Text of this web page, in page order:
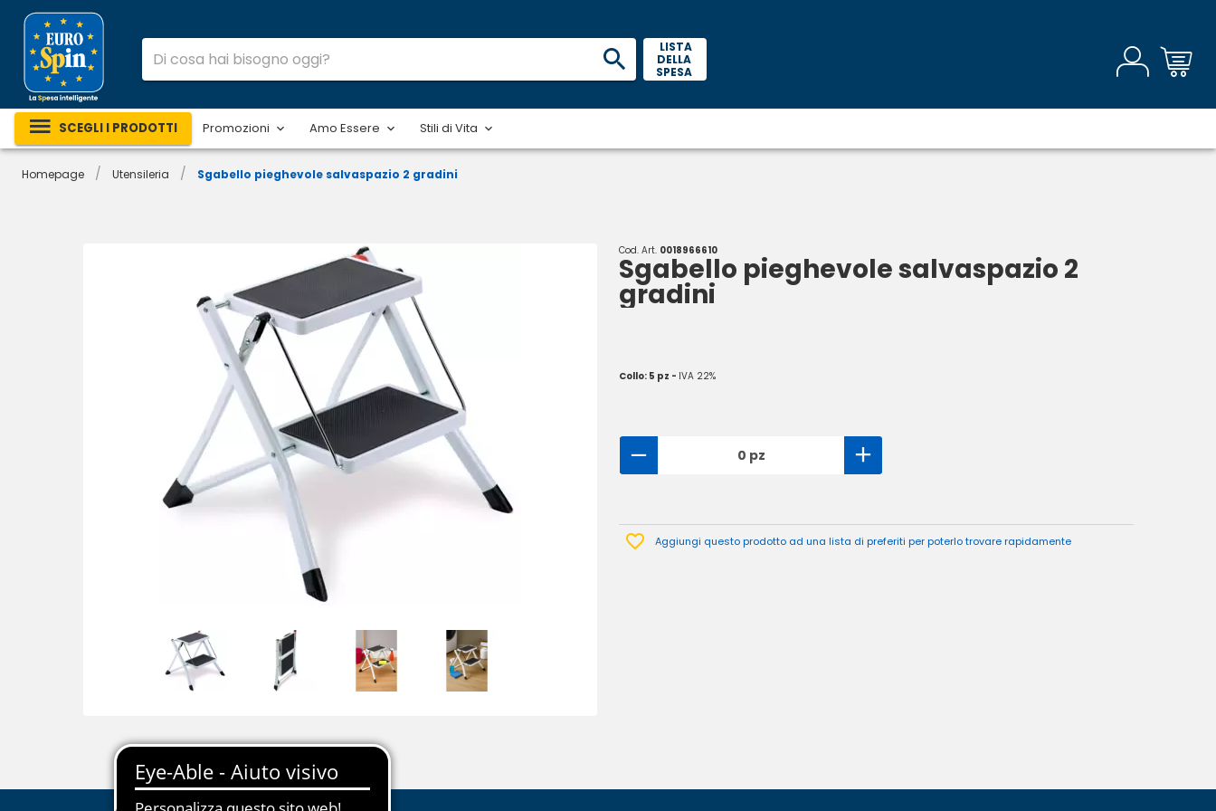
LISTA
DELLA
SPESA
SCEGLI I PRODOTTI Promozioni Amo Essere Stili di Vita
Homepage / Utensileria / Sgabello pieghevole salvaspazio 2 gradini
Cod. Art. 0018966610
Sgabello pieghevole salvaspazio 2
gradini
Collo: 5 pz - IVA 22%
0 pz
Aggiungi questo prodotto ad una lista di preferiti per poterlo trovare rapidamente